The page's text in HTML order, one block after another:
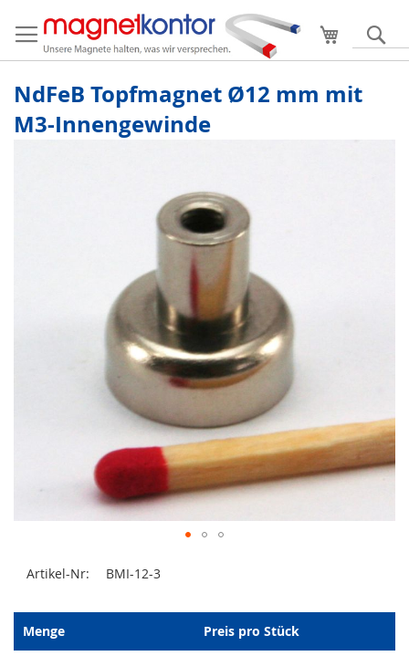
Mein
NdFeB Topfmagnet Ø12 mm mit
M3-Innengewinde
Anfang
Bildergalerie
springen
Artikel-Nr: BMI-12-3
Menge
Preis pro Stück